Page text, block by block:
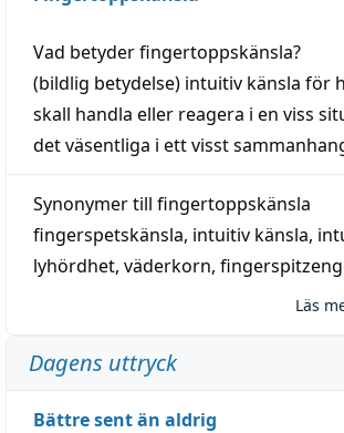
Vad betyderfingertoppskänsla?
(bildlig betydelse) intuitiv känsla för
skall handla eller reagera i en viss
det väsentliga i ett visst
Synonymer till fingertoppskänsla
fingerspetskänsla, intuitiv känsla,
lyhördhet, väderkorn,
Läs
Dagens uttryck
Bättre sent än aldrig